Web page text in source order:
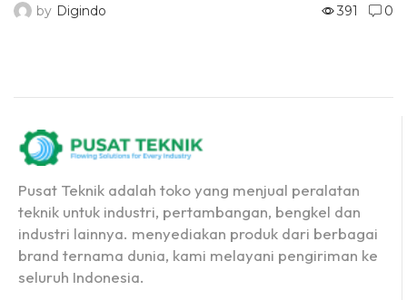
padat....
by Digindo 391 0
Pusat Teknik adalah toko yang menjual peralatan
teknik untuk industri, pertambangan, bengkel dan
industri lainnya. menyediakan produk dari berbagai
brand ternama dunia, kami melayani pengiriman ke
seluruh Indonesia.